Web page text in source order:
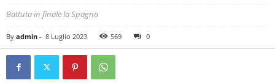
Battuta in finale la Spagna
By admin - 8 Luglio 2023 569 0